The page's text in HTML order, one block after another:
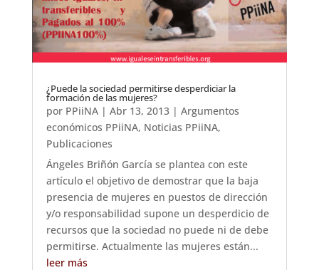
¿Puede la sociedad permitirse desperdiciar la
formación de las mujeres?
por PPiiNA| Abr 13, 2013| Argumentos
económicos PPiiNA, Noticias PPiiNA,
Publicaciones
Ángeles Briñón García se plantea con este
artículo el objetivo de demostrar que la baja
presencia de mujeres en puestos de dirección
y/o responsabilidad supone un desperdicio de
recursos que la sociedad no puede ni de debe
permitirse. Actualmente las mujeres están...
leer más